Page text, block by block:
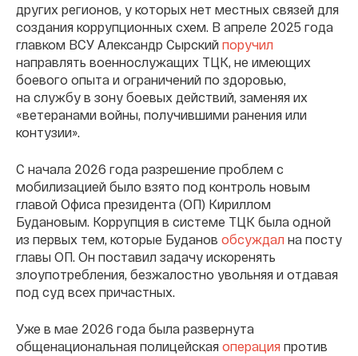
других регионов, у которых нет местных связей для
создания коррупционных схем. В апреле 2025 года
главком ВСУ Александр Сырский поручил
направлять военнослужащих ТЦК, не имеющих
боевого опыта и ограничений по здоровью,
на службу в зону боевых действий, заменяя их
«ветеранами войны, получившими ранения или
контузии».
С начала 2026 года разрешение проблем с
мобилизацией было взято под контроль новым
главой Офиса президента (ОП) Кириллом
Будановым. Коррупция в системе ТЦК была одной
из первых тем, которые Буданов обсуждал на посту
главы ОП. Он поставил задачу искоренять
злоупотребления, безжалостно увольняя и отдавая
под суд всех причастных.
Уже в мае 2026 года была развернута
общенациональная полицейская операция против